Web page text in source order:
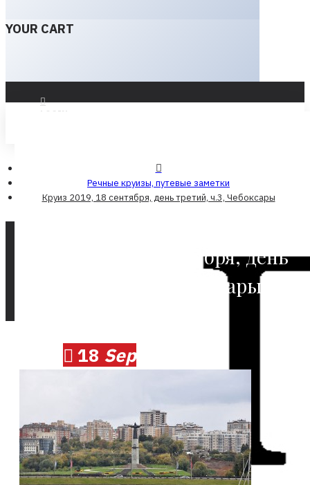
YOUR CART
LOGIN
Речные круизы, путевые заметки
Круиз 2019, 18 сентября, день третий, ч.3, Чебоксары
Круиз 2019, 18 сентября, день
третий, ч.3, Чебоксары
18 Sep